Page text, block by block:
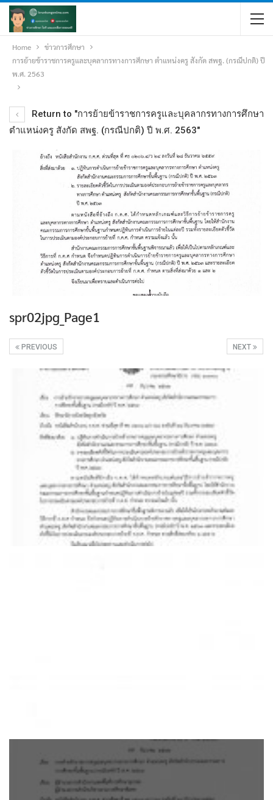
Home
ข่าวการศึกษา
การย้ายข้าราชการครูและบุคลากรทางการศึกษา ตำแหน่งครู สังกัด สพฐ. (กรณีปกติ) ปี
พ.ศ. 2563
Return to "การย้ายข้าราชการครูและบุคลากรทางการศึกษา
ตำแหน่งครู สังกัด สพฐ. (กรณีปกติ) ปี พ.ศ. 2563"
spr02jpg_Page1
NEXT
PREVIOUS